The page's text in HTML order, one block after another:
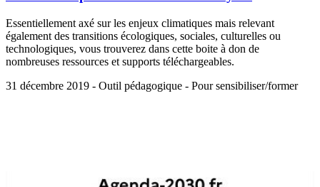
Essentiellement axé sur les enjeux climatiques mais relevant
également des transitions écologiques, sociales, culturelles ou
technologiques, vous trouverez dans cette boite à don de
nombreuses ressources et supports téléchargeables.
31 décembre 2019 - Outil pédagogique - Pour sensibiliser/former